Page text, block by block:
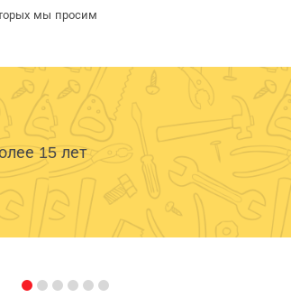
мы просим
15 лет